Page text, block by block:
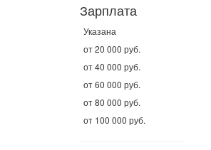
Зарплата
Указана
от 20 000 руб.
от 40 000 руб.
от 60 000 руб.
от 80 000 руб.
от 100 000 руб.